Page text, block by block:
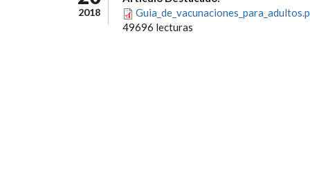
2018
49696 lecturas